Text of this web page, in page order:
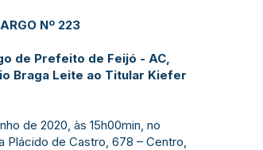
Nº 223
de Prefeito de Feijó - AC,
Braga Leite ao Titular Kiefer
de 2020, às 15h00min, no
Plácido de Castro, 678 – Centro,